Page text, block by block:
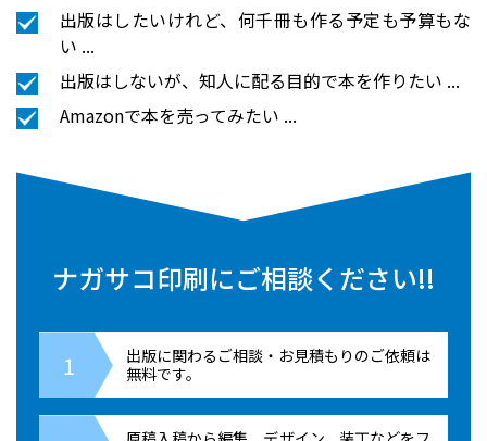
出版はしたいけれど、何千冊も作る予定も予算もな
い ...
出版はしないが、知人に配る目的で本を作りたい ...
Amazonで本を売ってみたい ...
ナガサコ印刷にご相談ください!!
出版に関わるご相談・お見積もりのご依頼は
無料です。